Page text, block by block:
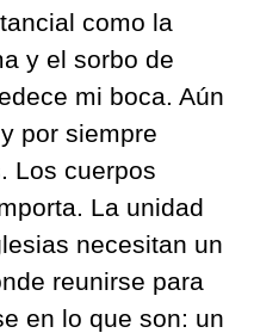
como la
y el sorbo de
mi boca. Aún
por siempre
Los cuerpos
La unidad
necesitan un
reunirse para
en lo que son: un